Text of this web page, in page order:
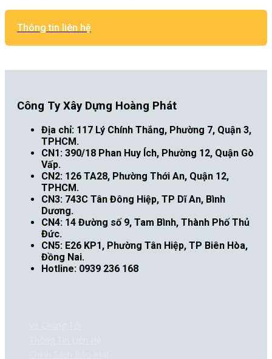
Thông tin liên hệ
Công Ty Xây Dựng Hoàng Phát
Địa chỉ: 117 Lý Chính Thắng, Phường 7, Quận 3,
TPHCM.
CN1: 390/18 Phan Huy Ích, Phường 12, Quận Gò
Vấp.
CN2: 126 TA28, Phường Thới An, Quận 12,
TPHCM.
CN3: 743C Tân Đông Hiệp, TP Dĩ An, Bình
Dương.
CN4: 14 Đường số 9, Tam Bình, Thành Phố Thủ
Đức.
CN5: E26 KP1, Phường Tân Hiệp, TP Biên Hòa,
Đồng Nai.
Hotline: 0939 236 168